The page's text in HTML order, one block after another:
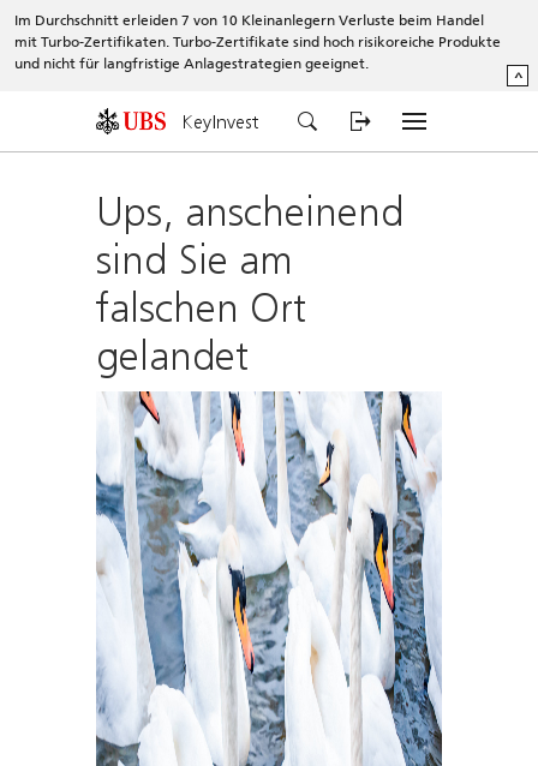
Im Durchschnitt erleiden 7 von 10 Kleinanlegern Verluste beim Handel
mit Turbo-Zertifikaten. Turbo-Zertifikate sind hoch risikoreiche Produkte
und nicht für langfristige Anlagestrategien geeignet.
^
KeyInvest
Ups, anscheinend
sind Sie am
falschen Ort
gelandet